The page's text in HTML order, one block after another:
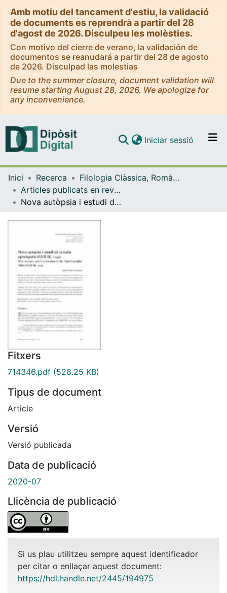
Amb motiu del tancament d'estiu, la validació
de documents es reprendrà a partir del 28
d'agost de 2026. Disculpeu les molèsties.
Con motivo del cierre de verano, la validación de
documentos se reanudará a partir del 28 de agosto
de 2026. Disculpad las molestias
Due to the summer closure, document validation will
resume starting August 28, 2026. We apologize for
any inconvenience.
Navega per tot el DD
Com publicar
Iniciar sessió (current)
Inici Recerca
Filologia Clàssica, Romànica i Semítica
Articles publicats en revistes (Filologia Clàssica, Romànica i Semítica)
Nova autòpsia i estudi de la taula opistògrafa IGUR III, 1242
Fitxers
714346.pdf (528.25 KB)
Tipus de document
Article
Versió
Versió publicada
Data de publicació
2020-07
Llicència de publicació
Si us plau utilitzeu sempre aquest identificador
per citar o enllaçar aquest document:
https://hdl.handle.net/2445/194975